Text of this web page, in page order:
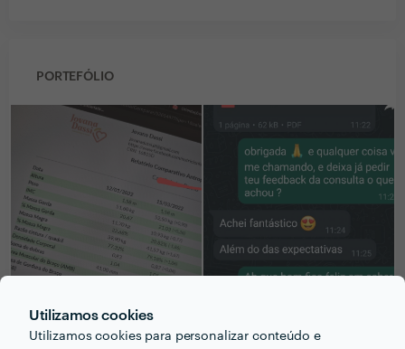
Utilizamos cookies
Utilizamos cookies para personalizar conteúdo e
PORTEFÓLIO